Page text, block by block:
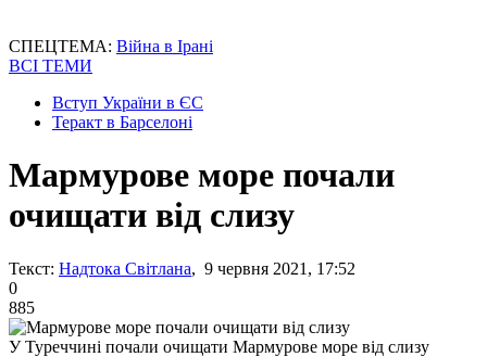
СПЕЦТЕМА: Війна в Ірані
ВСІ ТЕМИ
Вступ України в ЄС
Теракт в Барселоні
Мармурове море почали
очищати від слизу
Текст: Надтока Світлана, 9 червня 2021, 17:52
0
885
У Туреччині почали очищати Мармурове море від слизу